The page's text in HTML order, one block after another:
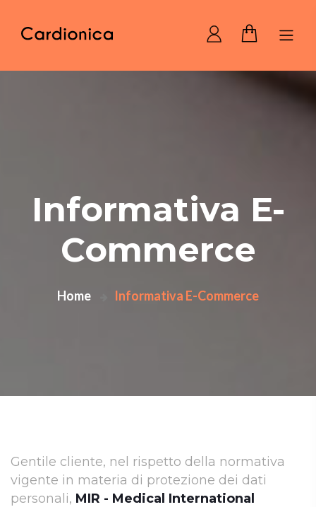
Home Cardionica
Informativa E-
Commerce
Home Informativa E-Commerce
Gentile cliente, nel rispetto della normativa
vigente in materia di protezione dei dati
personali, MIR - Medical International